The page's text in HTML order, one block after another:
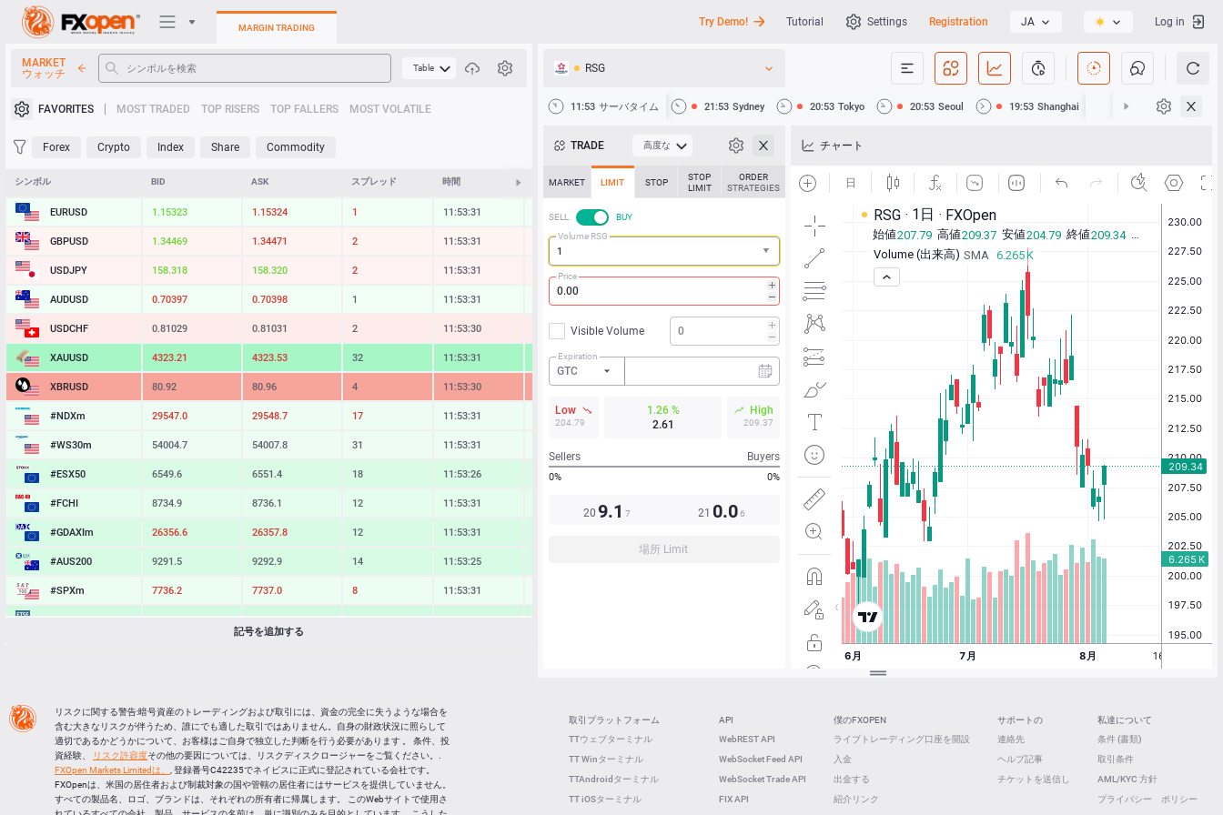
トレーディングプラットフォ
Heatmap
MARGIN TRADING Try Demo! Tutorial Settings Registration JA Log in
MARKET
ウォッチ
Table
FAVORITES MOST TRADED TOP RISERS TOP FALLERS MOST VOLATILE
Forex Crypto Index Share Commodity
シンボル BID ASK スプレッド 時間 変化する
EURUSD 1.15323 1.15324 1 11:53:31 0.07 %
GBPUSD 1.34469 1.34471 2 11:53:31 -0.06 %
USDJPY 158.318 158.320 2 11:53:31 -0.07 %
AUDUSD 0.70397 0.70398 1 11:53:31 0.10 %
USDCHF 0.81029 0.81031 2 11:53:30
XAUUSD 4323.21 4323.53 32 11:53:31 1.67 %
XBRUSD 80.92 80.96 4 11:53:30 -2.15 %
#NDXm 29547.0 29548.7 17 11:53:31 0.16 %
#WS30m 54004.7 54007.8 31 11:53:31
#ESX50 6549.6 6551.4 18 11:53:26 0.58 %
#FCHI 8734.9 8736.1 12 11:53:31
#GDAXIm 26356.6 26357.8 12 11:53:31
#AUS200 9291.5 9292.9 14 11:53:25
#SPXm 7736.2 7737.0 8 11:53:31
#UK100 10955.5 10956.4 9 11:53:28
LTCUSD 45.647 45.743 96 11:53:24
XRPUSD 1.03055 1.03215 160 11:53:12
ETHUSD 1913.204 1913.776 572
記号を追加する
RSG
11:53 サーバタイム 21:53 Sydney 20:53 Tokyo 20:53 Seoul 19:53 Shanghai 19:53 Hong Kong
TRADE 高度な
MARKET LIMIT STOP
STOP
LIMIT
ORDER
STRATEGIES
SELL
BUY
Volume RSG
Price
Visible Volume
Expiration
GTC
Low
204.79
1.26 %
2.61
High
209.37
Sellers Buyers
0% 0%
20 9.1 7 21 0.06
場所 Limit
チャート
取引プラットフォーム
TTウェブターミナル
TT Winターミナル
TTAndroidターミナル
TT iOSターミナル
API
WebREST API
WebSocket Feed API
WebSocket Trade API
FIX API
僕のFXOPEN
ライブトレーディング口座を開設
入金
出金する
紹介リンク
サポートの
連絡先
ヘルプ記事
チケットを送信し
私達について
条件 (書類)
取引条件
AML/KYC 方針
プライバシー ポリシー
リスクに関する警告:暗号資産のトレーディングおよび取引には、資金の完全に失うような場合を
含む大きなリスクが伴うため、誰にでも適した取引ではありません。自身の財政状況に照らして
適切であるかどうかについて、お客様はご自身で独立した判断を行う必要があります 。 条件、投
資経験、
リスク許容度その他の要因については、リスクディスクロージャーをご覧ください。.
FXOpen Markets Limitedは、
, 登録番号C42235でネイビスに正式に登記されている会社です。
FXOpenは、米国の居住者および制裁対象の国や管轄の居住者にはサービスを提供していません。
すべての製品名、ロゴ、ブランドは、それぞれの所有者に帰属します。 このWebサイトで使用さ